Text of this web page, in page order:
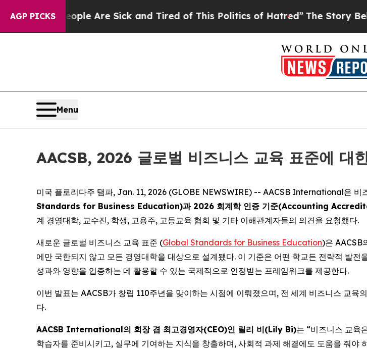
AGP PICKS
“People Are Sick and Tired of This Politics of Hatred”The Story Behind
Menu
AACSB, 2026 글로벌 비즈니스 교육 표준에 대
미국 플로리다주 탬파, Jan. 11, 2026 (GLOBE NEWSWIRE) -- AACSB International은 비
Standards for Business Education)과 2026 회계학 인증 기준(Accounting
계 경영대학, 교수진, 학생, 고용주, 고등교육 협회 및 기타 이해관계자들의 의견을 요청했다.
새로운 글로벌 비즈니스 교육 표준 (Global Standards for Business Education)은 AACSB
에만 국한되지 않고 모든 경영대학을 대상으로 설계됐다. 이 기준은 어떤 학교든 전략적 발전
성과와 영향을 입증하는 데 활용할 수 있는 국제적으로 인정받는 프레임워크를 제공한다.
이번 발표는 AACSB가 창립 110주년을 맞이하는 시점에 이뤄졌으며, 전 세계 비즈니스 교
다.
AACSB International의 회장 겸 최고경영자(CEO)인 릴리 비(Lily Bi)는 “비즈니스 교육
학습자를 준비시키고, 실무에 기여하는 지식을 창출하며, 사회적 과제 해결에도 도움을 줘